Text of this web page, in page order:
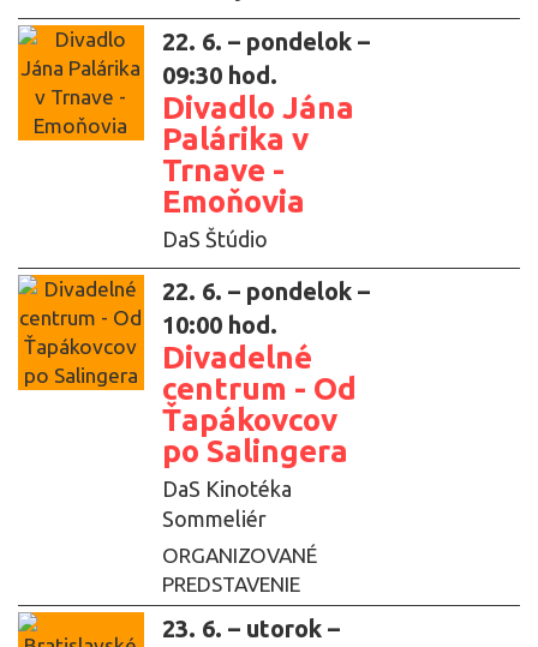
22. 6. – pondelok –
09:30 hod.
Divadlo Jána
Palárika v
Trnave -
Emoňovia
DaS Štúdio
22. 6. – pondelok –
10:00 hod.
Divadelné
centrum - Od
Ťapákovcov
po Salingera
DaS Kinotéka
Sommeliér
ORGANIZOVANÉ
PREDSTAVENIE
23. 6. – utorok –